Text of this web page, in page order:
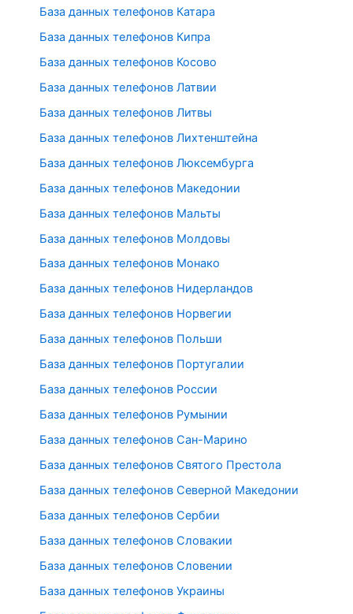
База данных телефонов Катара
База данных телефонов Кипра
База данных телефонов Косово
База данных телефонов Латвии
База данных телефонов Литвы
База данных телефонов Лихтенштейна
База данных телефонов Люксембурга
База данных телефонов Македонии
База данных телефонов Мальты
База данных телефонов Молдовы
База данных телефонов Монако
База данных телефонов Нидерландов
База данных телефонов Норвегии
База данных телефонов Польши
База данных телефонов Португалии
База данных телефонов России
База данных телефонов Румынии
База данных телефонов Сан-Марино
База данных телефонов Святого Престола
База данных телефонов Северной Македонии
База данных телефонов Сербии
База данных телефонов Словакии
База данных телефонов Словении
База данных телефонов Украины